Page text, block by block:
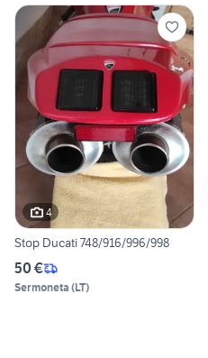
4
Stop Ducati 748/916/996/998
50 €
Sermoneta (LT)